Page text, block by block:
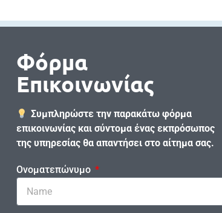
Φόρμα
Επικοινωνίας
Συμπληρώστε την παρακάτω φόρμα
επικοινωνίας και σύντομα ένας εκπρόσωπος
της υπηρεσίας θα απαντήσει στο αίτημα σας.
Ονοματεπώνυμο